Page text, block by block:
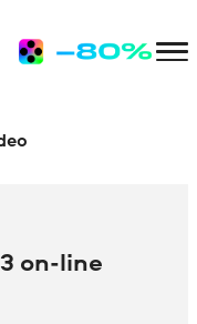
on-line